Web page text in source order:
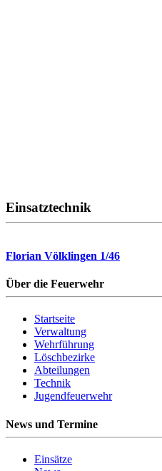
Einsatztechnik
Florian Völklingen 1/46
Über die Feuerwehr
Startseite
Verwaltung
Wehrführung
Löschbezirke
Abteilungen
Technik
Jugendfeuerwehr
News und Termine
Einsätze